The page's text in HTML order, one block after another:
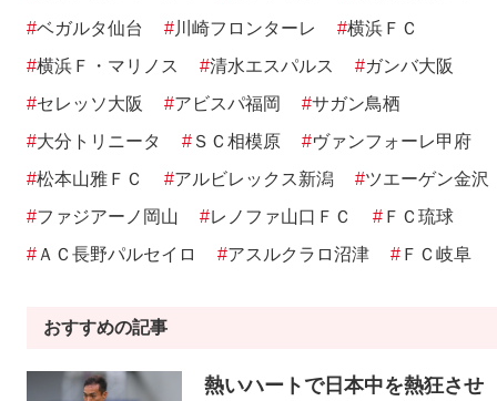
#ベガルタ仙台 #川崎フロンターレ #横浜ＦＣ
#横浜Ｆ・マリノス #清水エスパルス #ガンバ大阪
#セレッソ大阪 #アビスパ福岡 #サガン鳥栖
#大分トリニータ # ＳＣ相模原 #ヴァンフォーレ甲府
#松本山雅ＦＣ #アルビレックス新潟 #ツエーゲン金沢
#ファジアーノ岡山 #レノファ山口ＦＣ # ＦＣ琉球
# ＡＣ長野パルセイロ #アスルクラロ沼津 # ＦＣ岐阜
おすすめの記事
熱いハートで日本中を熱狂させ